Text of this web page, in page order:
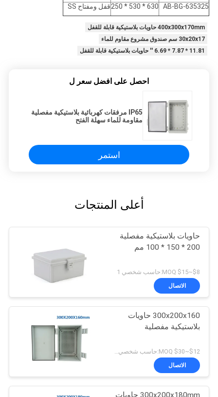
AB-BG-635325
630 * 530 * 250 قفل ومفتاح SS
400x300x170mm حاويات بلاستيكية قابلة للقفل
30x20x17 سم صندوق مشروع مقاوم للماء
11.81 * 7.87 * 6.69 '' حاويات بلاستيكية قابلة للقفل
احصل على افضل سعر ل
IP65 مرفقات كهربائية بلاستيكية مفصلية
مقاومة للماء سهلة الفتح
استمر
أعلى المنتجات
حاويات بلاستيكية مفصلية
200 * 150 * 100 مم
$8~$15 MOQ:حاسب شخصي 1
الاتصال
300x200x160 حاويات
بلاستيكية مفصلية
الاتصال
300x200x180mm حاويات